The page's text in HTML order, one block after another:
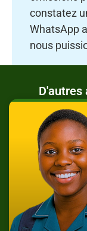
constatez
WhatsApp
nous
D'autres